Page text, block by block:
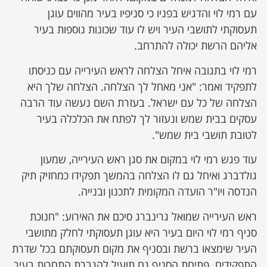
עם רמי לוי והדגיש בפניו כי סניפיו בעיר מהווים עוגן
תעסוקתי לתושבי העיר ויש לו עוד שכונות נוספות בעיר
אליהם הרשת יכולה להתרחב.
רמי לוי בתגובה איחל הצלחה לראש העירייה עם כניסתו
לתפקיד ואמר: "אני מאחל לך הצלחה. הצלחה שלך היא
הצלחה של כל עם ישראל. בעזרת השם נעשה עוד הרבה
עסקים בבית שמש ונעזור לך לפתח את הכלכלה בעיר
לטובת תושבי בית שמש".
עוד פגש רמי לוי במקום את סגן ראש העירייה, שמעון
גולדברג ואיחל גם לו הצלחה בהמשך תפקידו כמחזיק תיק
הנדסה ויו"ר הועדה המקומית לתכנון ובנייה.
ראש העירייה שמואל גרינברג סיכם את האירוע: "חנוכת
סניף רמי לוי היום בעיר היא עוגן תעסוקתי לחלק מתושבי
העיר שימצאו ברשת ובסניף את מקום תעסוקתם בכל שדרת